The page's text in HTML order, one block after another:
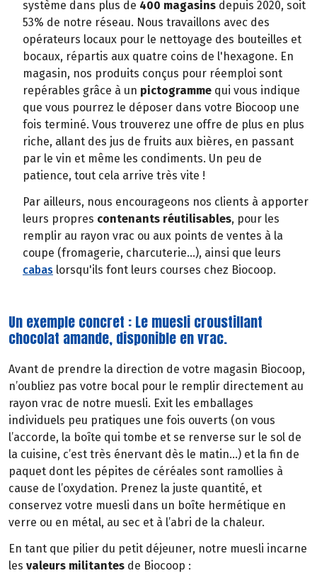
système dans plus de 400 magasins depuis 2020, soit
53% de notre réseau. Nous travaillons avec des
opérateurs locaux pour le nettoyage des bouteilles et
bocaux, répartis aux quatre coins de l'hexagone. En
magasin, nos produits conçus pour réemploi sont
repérables grâce à un pictogramme qui vous indique
que vous pourrez le déposer dans votre Biocoop une
fois terminé. Vous trouverez une offre de plus en plus
riche, allant des jus de fruits aux bières, en passant
par le vin et même les condiments. Un peu de
patience, tout cela arrive très vite !
Par ailleurs, nous encourageons nos clients à apporter
leurs propres contenants réutilisables, pour les
remplir au rayon vrac ou aux points de ventes à la
coupe (fromagerie, charcuterie…), ainsi que leurs
cabas lorsqu'ils font leurs courses chez Biocoop.
Un exemple concret : Le muesli croustillant
chocolat amande, disponible en vrac.
Avant de prendre la direction de votre magasin Biocoop,
n’oubliez pas votre bocal pour le remplir directement au
rayon vrac de notre muesli. Exit les emballages
individuels peu pratiques une fois ouverts (on vous
l’accorde, la boîte qui tombe et se renverse sur le sol de
la cuisine, c’est très énervant dès le matin…) et la fin de
paquet dont les pépites de céréales sont ramollies à
cause de l’oxydation. Prenez la juste quantité, et
conservez votre muesli dans un boîte hermétique en
verre ou en métal, au sec et à l’abri de la chaleur.
En tant que pilier du petit déjeuner, notre muesli incarne
les valeurs militantes de Biocoop :